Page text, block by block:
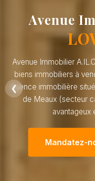
❮
Avenue
Avenue Immobilier
biens immobiliers à
Agence immobilière
de Meaux (secteur
avantageux
Mandatez-